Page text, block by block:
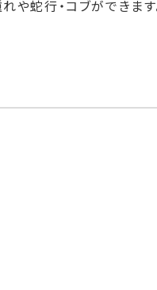
や蛇行・コブができます